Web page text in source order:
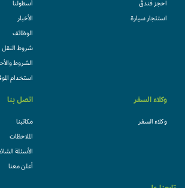
احجز فندقً
استئجار سيارة
أسطولنا
الأخبار
الوظائف
شروط النقل
الشروط والأحكام
استخدام الموقع
وكلاء السفر
وكلاء السفر
اتصل بنا
مكاتبنا
الملاحظات
الأسئلة الشائعة
أعلن معنا